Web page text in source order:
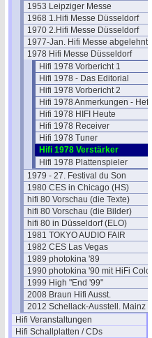
1953 Leipziger Messe
1968 1.Hifi Messe Düsseldorf
1970 2.Hifi Messe Düsseldorf
1977-Jan. Hifi Messe abgelehnt
1978 Hifi Messe Düsseldorf
Hifi 1978 Vorbericht 1
Hifi 1978 - Das Editorial
Hifi 1978 Vorbericht 2
Hifi 1978 Anmerkungen - Heft
Hifi 1978 HIFI Heute
Hifi 1978 Receiver
Hifi 1978 Tuner
Hifi 1978 Verstärker
Hifi 1978 Plattenspieler
1979 - 27. Festival du Son
1980 CES in Chicago (HS)
hifi 80 Vorschau (die Texte)
hifi 80 Vorschau (die Bilder)
hifi 80 in Düsseldorf (ELO)
1981 TOKYO AUDIO FAIR
1982 CES Las Vegas
1989 photokina '89
1990 photokina '90 mit HiFi
1999 High "End '99"
2008 Braun Hifi Ausst.
2012 Schellack-Ausstell. Mainz
Hifi Veranstaltungen
Hifi Schallplatten / CDs